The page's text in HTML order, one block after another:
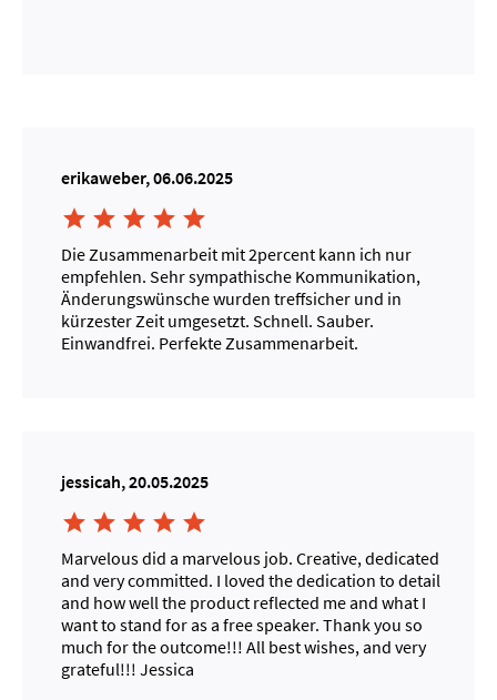
erikaweber, 06.06.2025
    
Die Zusammenarbeit mit 2percent kann ich nur
empfehlen. Sehr sympathische Kommunikation,
Änderungswünsche wurden treffsicher und in
kürzester Zeit umgesetzt. Schnell. Sauber.
Einwandfrei. Perfekte Zusammenarbeit.
jessicah, 20.05.2025
    
Marvelous did a marvelous job. Creative, dedicated
and very committed. I loved the dedication to detail
and how well the product reflected me and what I
want to stand for as a free speaker. Thank you so
much for the outcome!!! All best wishes, and very
grateful!!! Jessica